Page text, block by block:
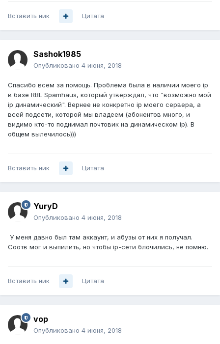
Вставить ник Цитата
Sashok1985
Опубликовано 4 июня, 2018
Спасибо всем за помощь. Проблема была в наличии моего ip
в базе RBL Spamhaus, который утверждал, что "возможно мой
ip динамический". Вернее не конкретно ip моего сервера, а
всей подсети, которой мы владеем (абонентов много, и
видимо кто-то поднимал почтовик на динамическом ip). В
общем вылечилось)))
Вставить ник Цитата
YuryD
Опубликовано 4 июня, 2018
У меня давно был там аккаунт, и абузы от них я получал.
Соотв мог и выпилить, но чтобы ip-сети блочились, не помню.
Вставить ник Цитата
vop
Опубликовано 4 июня, 2018